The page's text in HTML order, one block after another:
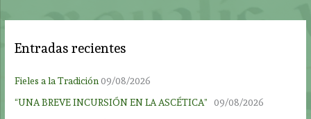
Entradas recientes
Fieles a la Tradición 09/08/2026
“UNA BREVE INCURSIÓN EN LA ASCÉTICA”
09/08/2026